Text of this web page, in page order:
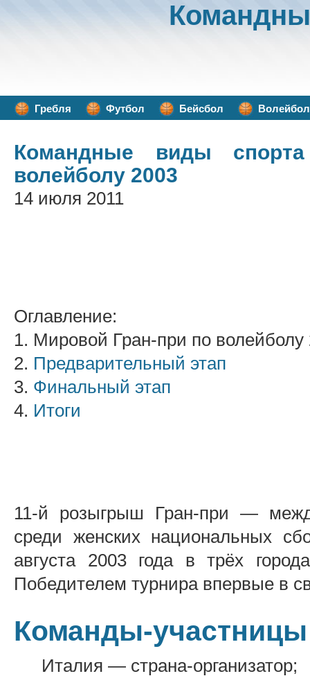
Гребля Футбол Бейсбол Волейбол
Командные виды спорта
волейболу 2003
14 июля 2011
Оглавление:
1. Мировой Гран-при по волейболу
2. Предварительный этап
3. Финальный этап
4. Итоги
11-й розыгрыш Гран-при —
среди женских национальных
августа 2003 года в трёх
Победителем турнира впервые в
Команды-участницы
Италия — страна-организатор;